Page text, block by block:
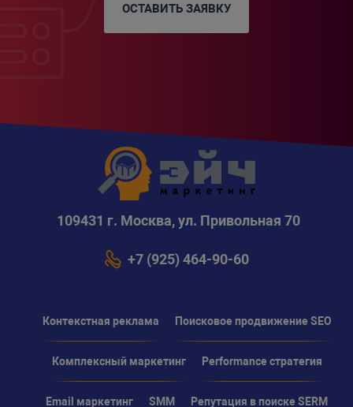
ОСТАВИТЬ ЗАЯВКУ
109431 г. Москва, ул. Привольная 70
+7 (925) 464-90-60
Контекстная реклама Поисковое продвижение SEO
Комплексный маркетинг Performance стратегия
Email маркетинг SMM Репутация в поиске SERM